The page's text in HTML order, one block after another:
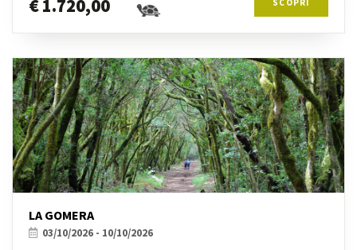
€ 1.720,00
SCOPRI
LA GOMERA
03/10/2026 - 10/10/2026